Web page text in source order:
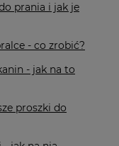
prania i jak je
- co zrobić?
- jak na to
proszki do